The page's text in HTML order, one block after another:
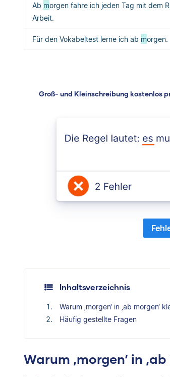
Ab morgen fahre ich jeden Tag mit dem
Arbeit.
Für den Vokabeltest lerne ich ab morgen.
Groß- und Kleinschreibung kostenlos
Inhaltsverzeichnis
Warum ‚morgen‘ in ‚ab morgen‘
Häufig gestellte Fragen
Warum ‚morgen‘ in